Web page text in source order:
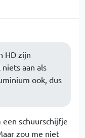
HD zijn
aan als
ook, dus
schuurschijfje
zou me niet